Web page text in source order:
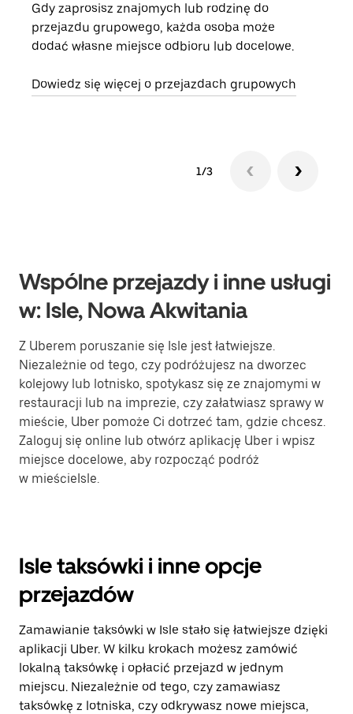
Gdy zaprosisz znajomych lub rodzinę do
przejazdu grupowego, każda osoba może
dodać własne miejsce odbioru lub docelowe.
Dowiedz się więcej o przejazdach grupowych
1/3
Wspólne przejazdy i inne usługi
w: Isle, Nowa Akwitania
Z Uberem poruszanie się Isle jest łatwiejsze.
Niezależnie od tego, czy podróżujesz na dworzec
kolejowy lub lotnisko, spotykasz się ze znajomymi w
restauracji lub na imprezie, czy załatwiasz sprawy w
mieście, Uber pomoże Ci dotrzeć tam, gdzie chcesz.
Zaloguj się online lub otwórz aplikację Uber i wpisz
miejsce docelowe, aby rozpocząć podróż
w mieścieIsle.
Isle taksówki i inne opcje
przejazdów
Zamawianie taksówki w Isle stało się łatwiejsze dzięki
aplikacji Uber. W kilku krokach możesz zamówić
lokalną taksówkę i opłacić przejazd w jednym
miejscu. Niezależnie od tego, czy zamawiasz
taksówkę z lotniska, czy odkrywasz nowe miejsca,